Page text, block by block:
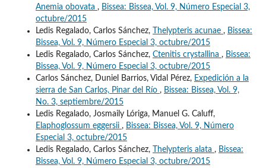
Anemia obovata , Bissea: Bissea, Vol. 9, Número Especial 3,
octubre/2015
Ledis Regalado, Carlos Sánchez,
Thelypteris acunae , Bissea:
Bissea, Vol. 9, Número Especial 3, octubre/2015
Ledis Regalado, Carlos Sánchez, Ctenitis crystallina , Bissea:
Bissea, Vol. 9, Número Especial 3, octubre/2015
Carlos Sánchez, Duniel Barrios, Vidal Pérez, Expedición a la
sierra de San Carlos, Pinar del Río , Bissea: Bissea, Vol. 9,
No. 3, septiembre/2015
Ledis Regalado, Josmaily Lóriga, Manuel G. Caluff,
Elaphoglossum eggersii , Bissea: Bissea, Vol. 9, Número
Especial 3, octubre/2015
Ledis Regalado, Carlos Sánchez,
Thelypteris alata , Bissea:
Bissea, Vol. 9, Número Especial 3, octubre/2015